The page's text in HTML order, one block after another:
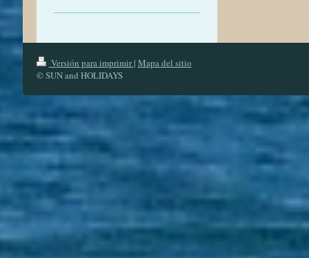
Versión para imprimir| Mapa del sitio
© SUN and HOLIDAYS